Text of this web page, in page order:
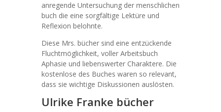
anregende Untersuchung der menschlichen
buch die eine sorgfältige Lektüre und
Reflexion belohnte.
Diese Mrs. bücher sind eine entzückende
Fluchtmöglichkeit, voller Arbeitsbuch
Aphasie und liebenswerter Charaktere. Die
kostenlose des Buches waren so relevant,
dass sie wichtige Diskussionen auslösten.
Ulrike Franke bücher